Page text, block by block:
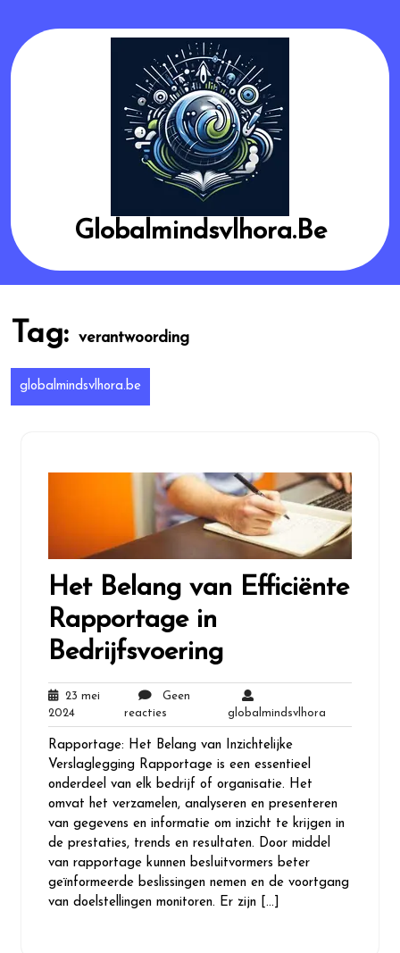
content
Globalmindsvlhora.be
Tag: verantwoording
globalmindsvlhora.be
Het Belang van Efficiënte
Rapportage in
Bedrijfsvoering
23 mei
202423
mei
2024
Geen
reactiesGeen
reacties
globalmindsvlhora
Rapportage: Het Belang van Inzichtelijke
Verslaglegging Rapportage is een essentieel
onderdeel van elk bedrijf of organisatie. Het
omvat het verzamelen, analyseren en presenteren
van gegevens en informatie om inzicht te krijgen in
de prestaties, trends en resultaten. Door middel
van rapportage kunnen besluitvormers beter
geïnformeerde beslissingen nemen en de voortgang
van doelstellingen monitoren. Er zijn […]